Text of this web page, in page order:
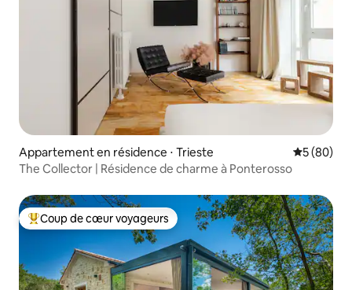
Appartement en résidence ⋅ Trieste
5 (80)
The Collector | Résidence de charme à Ponterosso
Coups de cœur voyageurs les plus appréciés
Coup de cœur voyageurs